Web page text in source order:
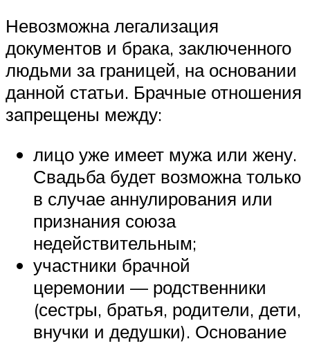
Невозможна легализация
документов и брака, заключенного
людьми за границей, на основании
данной статьи. Брачные отношения
запрещены между:
лицо уже имеет мужа или жену.
Свадьба будет возможна только
в случае аннулирования или
признания союза
недействительным;
участники брачной
церемонии — родственники
(сестры, братья, родители, дети,
внучки и дедушки). Основание